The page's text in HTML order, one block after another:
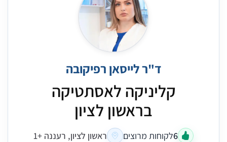
ד"ר לייסאן רפיקובה
קליניקה לאסתטיקה
בראשון לציון
6לקוחות מרוצים ראשון לציון, רעננה +1